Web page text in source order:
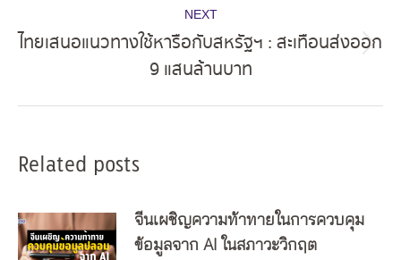
NEXT
post:
ไทยเสนอแนวทางใช้หารือกับสหรัฐฯ : สะเทือนส่งออก
9 แสนล้านบาท
Related posts
จีนเผชิญความท้าทายในการควบคุม
ข้อมูลจาก AI ในสภาวะวิกฤต